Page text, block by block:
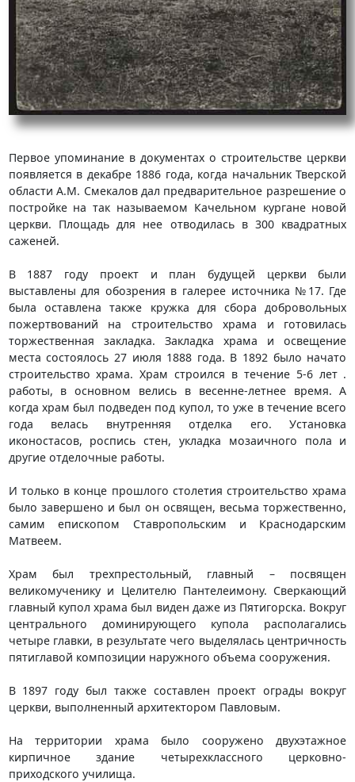
Первое упоминание в документах о строительстве церкви
появляется в декабре 1886 года, когда начальник Тверской
области А.М. Смекалов дал предварительное разрешение о
постройке на так называемом Качельном кургане новой
церкви. Площадь для нее отводилась в 300 квадратных
саженей.
В 1887 году проект и план будущей церкви были
выставлены для обозрения в галерее источника №17. Где
была оставлена также кружка для сбора добровольных
пожертвований на строительство храма и готовилась
торжественная закладка. Закладка храма и освещение
места состоялось 27 июля 1888 года. В 1892 было начато
строительство храма. Храм строился в течение 5-6 лет .
работы, в основном велись в весенне-летнее время. А
когда храм был подведен под купол, то уже в течение всего
года велась внутренняя отделка его. Установка
иконостасов, роспись стен, укладка мозаичного пола и
другие отделочные работы.
И только в конце прошлого столетия строительство храма
было завершено и был он освящен, весьма торжественно,
самим епископом Ставропольским и Краснодарским
Матвеем.
Храм был трехпрестольный, главный – посвящен
великомученику и Целителю Пантелеимону. Сверкающий
главный купол храма был виден даже из Пятигорска. Вокруг
центрального доминирующего купола располагались
четыре главки, в результате чего выделялась центричность
пятиглавой композиции наружного объема сооружения.
В 1897 году был также составлен проект ограды вокруг
церкви, выполненный архитектором Павловым.
На территории храма было сооружено двухэтажное
кирпичное здание четырехклассного церковно-
приходского училища.